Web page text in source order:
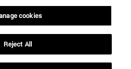
cookies
Reject All